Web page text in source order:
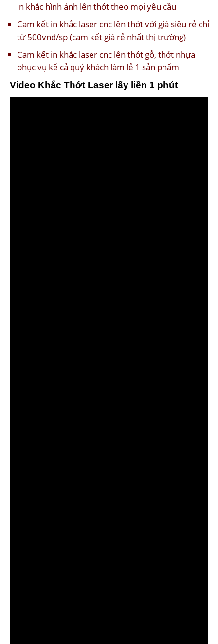
in khắc hình ảnh lên thớt theo mọi yêu cầu
Cam kết in khắc laser cnc lên thớt với giá siêu rẻ chỉ
từ 500vnđ/sp (cam kết giá rẻ nhất thị trường)
Cam kết in khắc laser cnc lên thớt gỗ, thớt nhựa
phục vụ kể cả quý khách làm lẻ 1 sản phẩm
Video Khắc Thớt Laser lấy liền 1 phút